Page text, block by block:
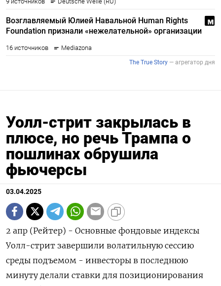
Уолл-стрит закрылась в
плюсе, но речь Трампа о
пошлинах обрушила
фьючерсы
03.04.2025
2 апр (Рейтер) - Основные фондовые индексы
Уолл-стрит завершили волатильную сессию
среды подъемом - инвесторы в последнюю
минуту делали ставки для позиционирования